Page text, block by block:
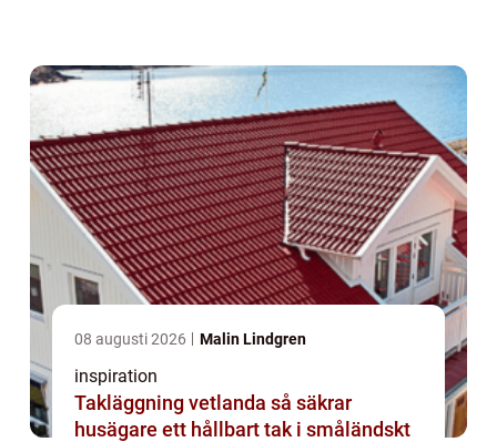
Frå...
08 augusti 2026 Malin Lindgren
inspiration
Takläggning vetlanda så säkrar
husägare ett hållbart tak i småländskt